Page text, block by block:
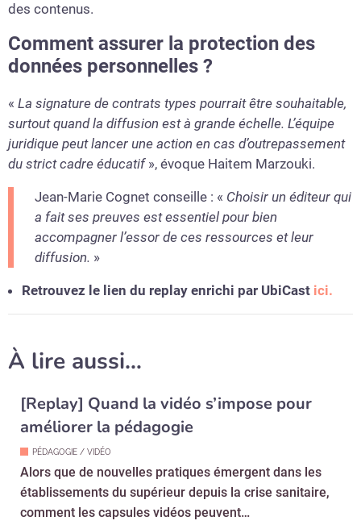
des contenus.
Comment assurer la protection des
données personnelles ?
« La signature de contrats types pourrait être souhaitable,
surtout quand la diffusion est à grande échelle. L’équipe
juridique peut lancer une action en cas d’outrepassement
du strict cadre éducatif», évoque Haitem Marzouki.
Jean-Marie Cognet conseille : « Choisir un éditeur qui
a fait ses preuves est essentiel pour bien
accompagner l’essor de ces ressources et leur
diffusion. »
Retrouvez le lien du replay enrichi par UbiCast ici.
À lire aussi…
[Replay] Quand la vidéo s’impose pour
améliorer la pédagogie
PÉDAGOGIE / VIDÉO
Alors que de nouvelles pratiques émergent dans les
établissements du supérieur depuis la crise sanitaire,
comment les capsules vidéos peuvent…